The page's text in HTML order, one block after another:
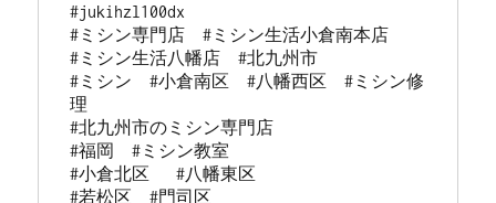
#jukihzl100dx
#ミシン専門店  #ミシン生活小倉南本店
#ミシン生活八幡店  #北九州市
#ミシン  #小倉南区  #八幡西区  #ミシン修
理
#北九州市のミシン専門店
#福岡  #ミシン教室
#小倉北区   #八幡東区
#若松区  #門司区